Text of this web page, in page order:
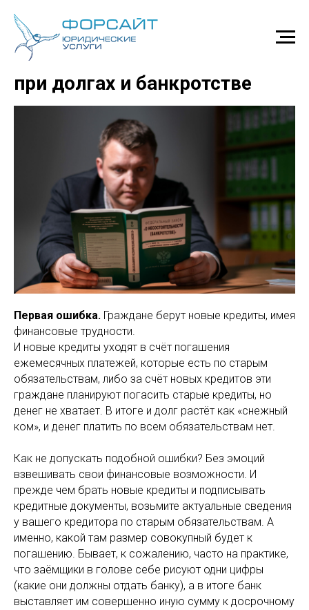
Главные ошибки должника
при долгах и банкротстве
Первая ошибка. Граждане берут новые кредиты, имея
финансовые трудности.
И новые кредиты уходят в счёт погашения
ежемесячных платежей, которые есть по старым
обязательствам, либо за счёт новых кредитов эти
граждане планируют погасить старые кредиты, но
денег не хватает. В итоге и долг растёт как «снежный
ком», и денег платить по всем обязательствам нет.
Как не допускать подобной ошибки? Без эмоций
взвешивать свои финансовые возможности. И
прежде чем брать новые кредиты и подписывать
кредитные документы, возьмите актуальные сведения
у вашего кредитора по старым обязательствам. А
именно, какой там размер совокупный будет к
погашению. Бывает, к сожалению, часто на практике,
что заёмщики в голове себе рисуют одни цифры
(какие они должны отдать банку), а в итоге банк
выставляет им совершенно иную сумму к досрочному